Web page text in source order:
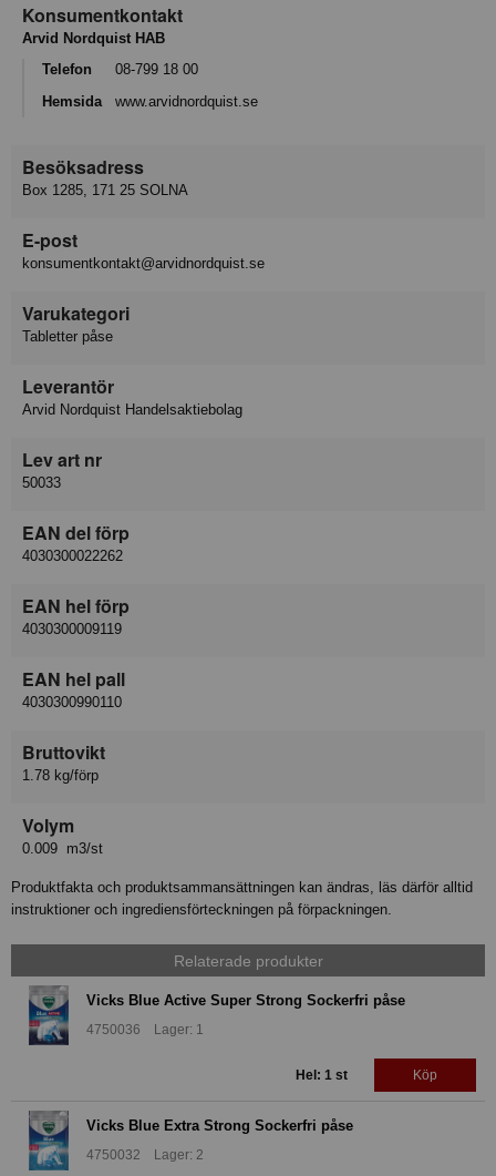
Konsumentkontakt
Arvid Nordquist HAB
Telefon
08-799 18 00
Hemsida
www.arvidnordquist.se
Besöksadress
Box 1285, 171 25 SOLNA
E-post
konsumentkontakt@arvidnordquist.se
Varukategori
Tabletter påse
Leverantör
Arvid Nordquist Handelsaktiebolag
Lev art nr
50033
EAN del förp
4030300022262
EAN hel förp
4030300009119
EAN hel pall
4030300990110
Bruttovikt
1.78 kg/förp
Volym
0.009 m3/st
Produktfakta och produktsammansättningen kan ändras, läs därför alltid
instruktioner och ingrediensförteckningen på förpackningen.
Relaterade produkter
Vicks Blue Active Super Strong Sockerfri påse
4750036 Lager: 1
Hel: 1 st Köp
Vicks Blue Extra Strong Sockerfri påse
4750032 Lager: 2